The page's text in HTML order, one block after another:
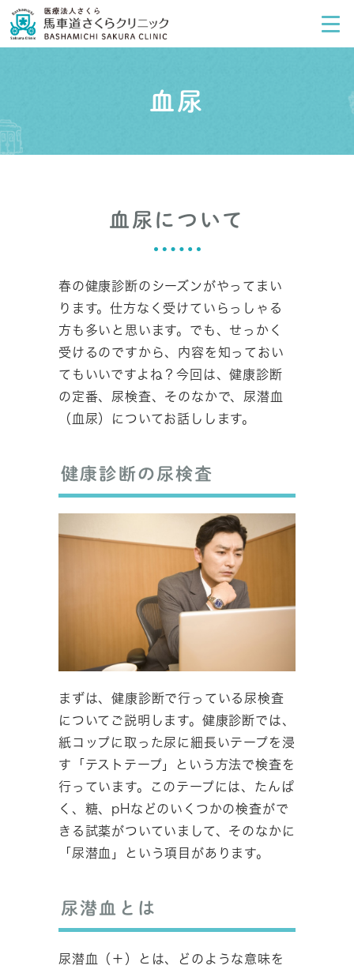
血尿
血尿について
春の健康診断のシーズンがやってまい
ります。仕方なく受けていらっしゃる
方も多いと思います。でも、せっかく
受けるのですから、内容を知っておい
てもいいですよね？今回は、健康診断
の定番、尿検査、そのなかで、尿潜血
（血尿）についてお話しします。
健康診断の尿検査
まずは、健康診断で行っている尿検査
についてご説明します。健康診断では、
紙コップに取った尿に細長いテープを浸
す「テストテープ」という方法で検査を
行っています。このテープには、たんぱ
く、糖、pHなどのいくつかの検査がで
きる試薬がついていまして、そのなかに
「尿潜血」という項目があります。
尿潜血とは
尿潜血（＋）とは、どのような意味を